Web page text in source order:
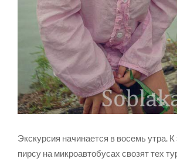
Экскурсия начинается в восемь утра.
пирсу на микроавтобусах свозят тех